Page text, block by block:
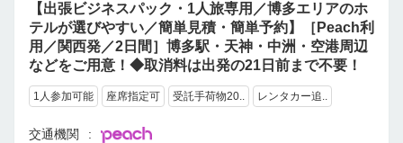
【出張ビジネスパック・1人旅専用／博多エリアのホ
テルが選びやすい／簡単見積・簡単予約】［Peach利
用／関西発／2日間］博多駅・天神・中洲・空港周辺
などをご用意！◆取消料は出発の21日前まで不要！
1人参加可能 座席指定可 受託手荷物20.. レンタカー追..
交通機関